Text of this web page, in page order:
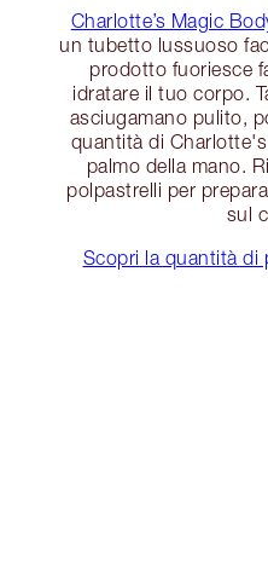
Charlotte’s Magic
un tubetto lussuoso
prodotto fuoriesce
idratare il tuo corpo.
asciugamano pulito,
quantità di
palmo della mano.
polpastrelli per
sul
Scopri la quantità di